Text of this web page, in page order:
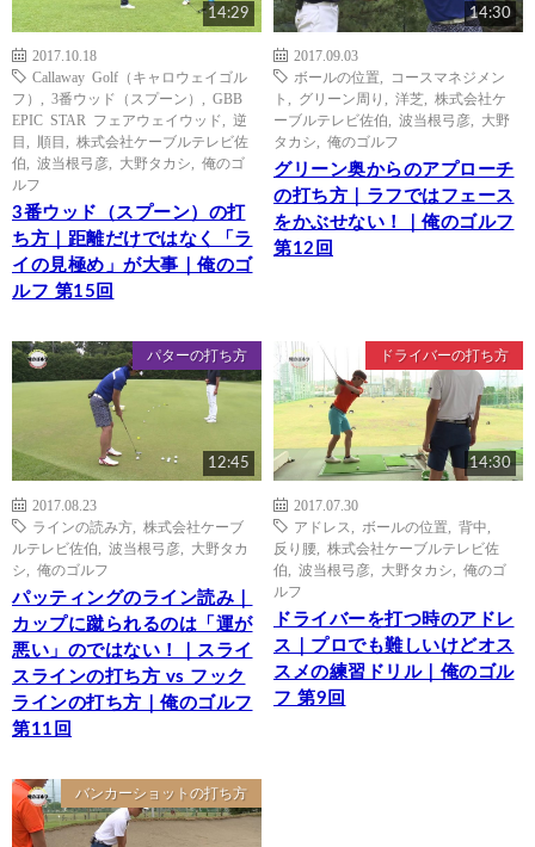
14:29
2017.10.18
Callaway Golf（キャロウェイゴル
フ）
3番ウッド（スプーン）
GBB
EPIC STAR フェアウェイウッド
逆
目
順目
株式会社ケーブルテレビ佐
伯
波当根弓彦 大野タカシ
俺のゴ
ルフ
3番ウッド（スプーン）の打
ち方｜距離だけではなく「ラ
イの見極め」が大事｜俺のゴ
ルフ 第15回
14:30
2017.09.03
ボールの位置
コースマネジメン
ト
グリーン周り 洋芝
株式会社ケ
ーブルテレビ佐伯
波当根弓彦
大野
タカシ
俺のゴルフ
グリーン奥からのアプローチ
の打ち方｜ラフではフェース
をかぶせない！｜俺のゴルフ
第12回
パターの打ち方
12:45
2017.08.23
ラインの読み方
株式会社ケーブ
ルテレビ佐伯
波当根弓彦
大野タカ
シ
俺のゴルフ
パッティングのライン読み｜
カップに蹴られるのは「運が
悪い」のではない！｜スライ
スラインの打ち方 vs フック
ラインの打ち方｜俺のゴルフ
第11回
ドライバーの打ち方
14:30
2017.07.30
アドレス
ボールの位置 背中
反り腰
株式会社ケーブルテレビ佐
伯
波当根弓彦 大野タカシ
俺のゴ
ルフ
ドライバーを打つ時のアドレ
ス｜プロでも難しいけどオス
スメの練習ドリル｜俺のゴル
フ 第9回
バンカーショットの打ち方